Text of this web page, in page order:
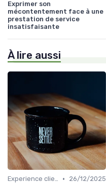
Exprimer son
mécontentement face à une
prestation de service
insatisfaisante
À lire aussi
Experience client •
26/12/2025